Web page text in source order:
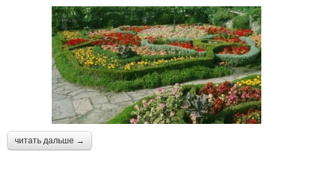
читать дальше →